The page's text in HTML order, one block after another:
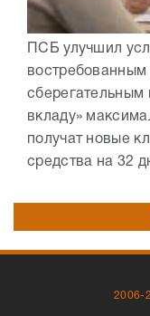
ПСБ улучшил
востребованным
вкладу»
получат новые
средства на 32